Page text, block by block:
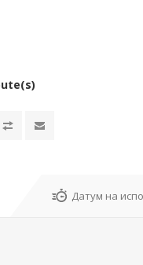
Датум на